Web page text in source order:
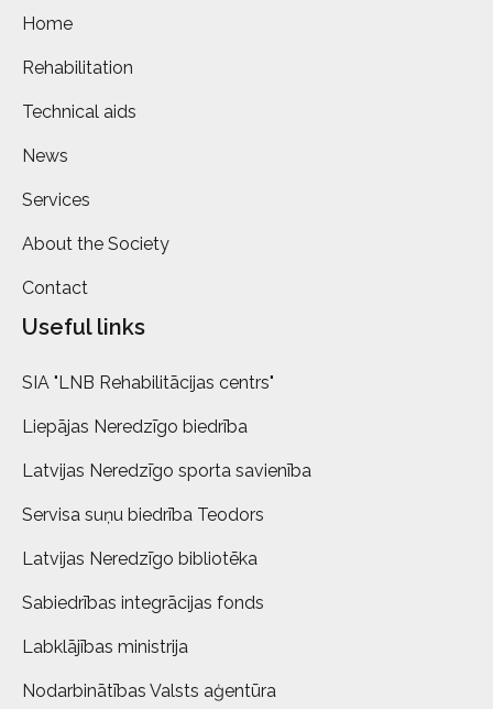
Home
Rehabilitation
Technical aids
News
Services
About the Society
Contact
Useful links
SIA "LNB Rehabilitācijas centrs"
Liepājas Neredzīgo biedrība
Latvijas Neredzīgo sporta savienība
Servisa suņu biedrība Teodors
Latvijas Neredzīgo bibliotēka
Sabiedrības integrācijas fonds
Labklājības ministrija
Nodarbinātības Valsts aģentūra